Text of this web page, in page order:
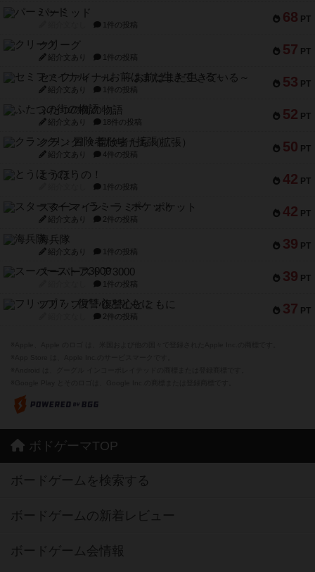
68 PT
パーミッド
1件の投稿
57 PT
クリーグ
紹介文あり 1件の投稿
53 PT
セミファイナル ～お前はまだ生きている～
紹介文あり 1件の投稿
52 PT
ふたつの街の物語
紹介文あり 18件の投稿
50 PT
クランク! ：冒険者たち（拡張）
紹介文あり 4件の投稿
42 PT
とうほうの！
1件の投稿
42 PT
スターマイン・ラミー ポケット
紹介文あり 2件の投稿
39 PT
海兵隊
紹介文あり 1件の投稿
39 PT
スーパーストア3000
1件の投稿
37 PT
フリップ７：復讐心とともに
2件の投稿
ボドゲーマTOP
ボードゲームを検索する
ボードゲームの新着レビュー
ボードゲーム会情報